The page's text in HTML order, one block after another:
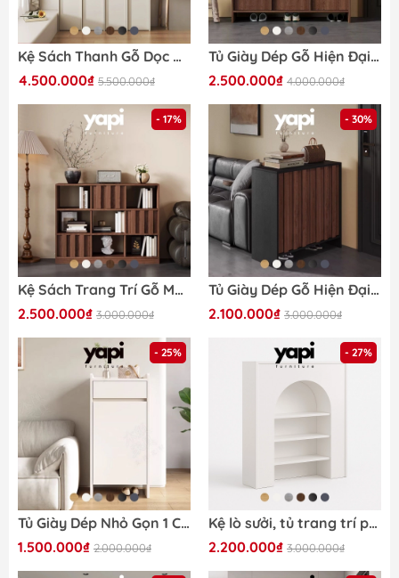
Kệ Sách Thanh Gỗ Dọc Nhiều Ngăn Hiện Đại 240x35x240cmYapi-673
4.500.000₫ 5.500.000₫
Tủ Giày Dép Gỗ Hiện Đại Nhiều Ngăn Thiết Kế Ô Vuông 160x40x95cm Yapi-334
2.500.000₫ 4.000.000₫
- 17%
Kệ Sách Trang Trí Gỗ MDF Nhiều Ngăn Vân Gỗ Nổi 120x35x110cm Yapi-672
2.500.000₫ 3.000.000₫
- 30%
Tủ Giày Dép Gỗ Hiện Đại Cánh Vân Gỗ Dọc 150x38x95cm Yapi-332
2.100.000₫ 3.000.000₫
- 25%
Tủ Giày Dép Nhỏ Gọn 1 Cánh Kèm Ngăn Kéo Cho Căn Hộ Nhỏ 50x35x110cm Yapi-330
1.500.000₫ 2.000.000₫
- 27%
Kệ lò sưởi, tủ trang trí phong cách Bắc Âu 80x20x90cm Yapi-167
2.200.000₫ 3.000.000₫